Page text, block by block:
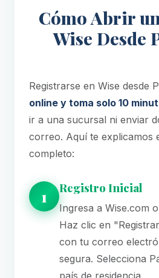
Cómo Abrir
Wise Desde
Registrarse en Wise desde
online y toma solo 10
ir a una sucursal ni enviar
correo. Aquí te explicamos
completo:
1 Registro Inicial
Ingresa a Wise.com
Haz clic en
con tu correo
segura. Selecciona